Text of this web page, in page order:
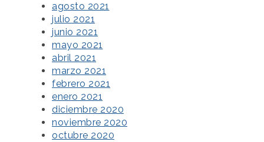
agosto 2021
julio 2021
junio 2021
mayo 2021
abril 2021
marzo 2021
febrero 2021
enero 2021
diciembre 2020
noviembre 2020
octubre 2020